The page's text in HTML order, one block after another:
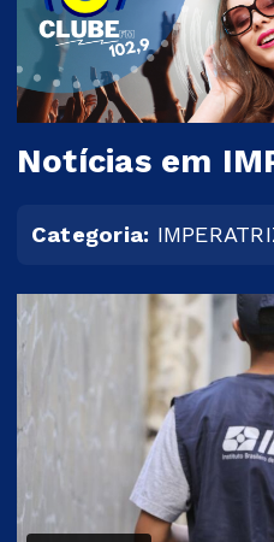
Notícias em
Categoria: